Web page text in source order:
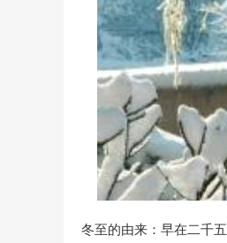
冬至的由来：早在二千